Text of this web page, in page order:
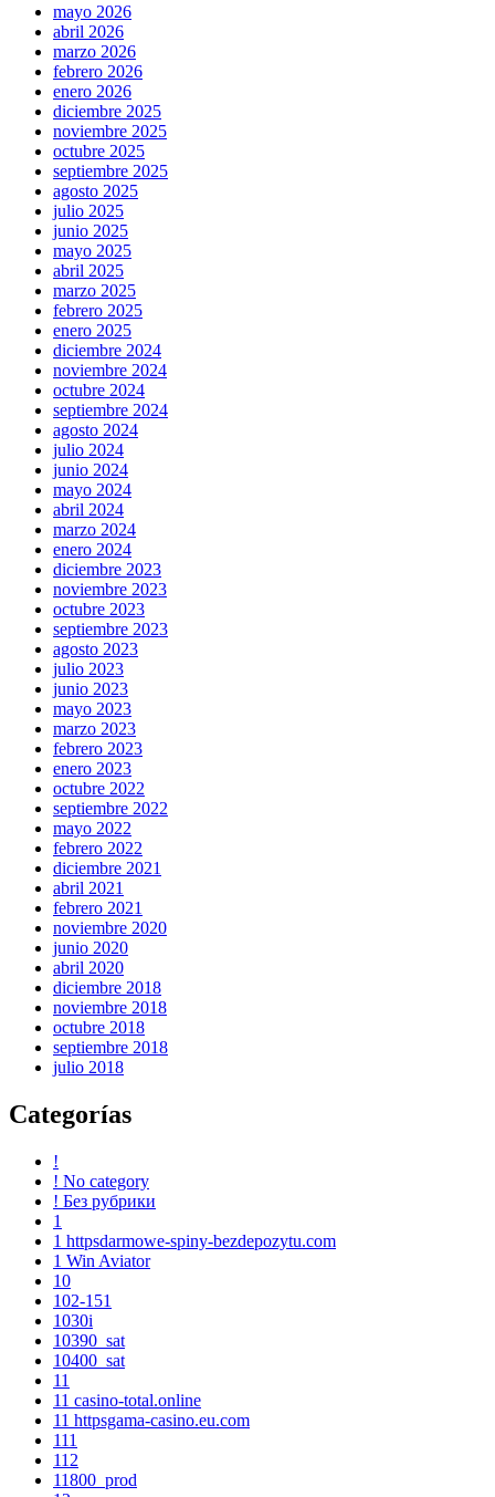
mayo 2026
abril 2026
marzo 2026
febrero 2026
enero 2026
diciembre 2025
noviembre 2025
octubre 2025
septiembre 2025
agosto 2025
julio 2025
junio 2025
mayo 2025
abril 2025
marzo 2025
febrero 2025
enero 2025
diciembre 2024
noviembre 2024
octubre 2024
septiembre 2024
agosto 2024
julio 2024
junio 2024
mayo 2024
abril 2024
marzo 2024
enero 2024
diciembre 2023
noviembre 2023
octubre 2023
septiembre 2023
agosto 2023
julio 2023
junio 2023
mayo 2023
marzo 2023
febrero 2023
enero 2023
octubre 2022
septiembre 2022
mayo 2022
febrero 2022
diciembre 2021
abril 2021
febrero 2021
noviembre 2020
junio 2020
abril 2020
diciembre 2018
noviembre 2018
octubre 2018
septiembre 2018
julio 2018
Categorías
!
! No category
! Без рубрики
1
1 httpsdarmowe-spiny-bezdepozytu.com
1 Win Aviator
10
102-151
1030i
10390_sat
10400_sat
11
11 casino-total.online
11 httpsgama-casino.eu.com
111
112
11800_prod